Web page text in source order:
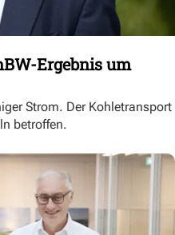
Ergebnis um
Strom. Der Kohletransport
betroffen.